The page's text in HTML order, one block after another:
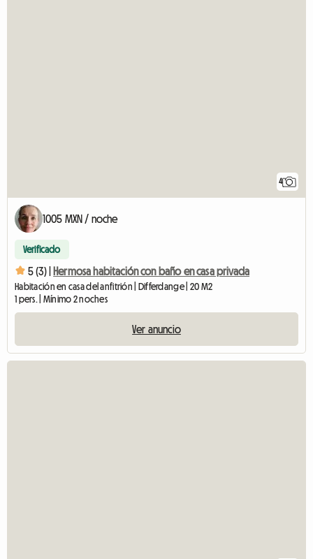
4
1005 MXN / noche
Verificado
5 (3) | Hermosa habitación con baño en casa privada
Habitación en casa del anfitrión | Differdange | 20 M2
1 pers. | Mínimo 2 noches
Ver anuncio